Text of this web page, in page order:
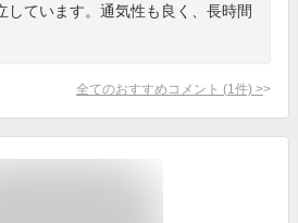
しています。通気性も良く、長時間
全てのおすすめコメント (1 件) >